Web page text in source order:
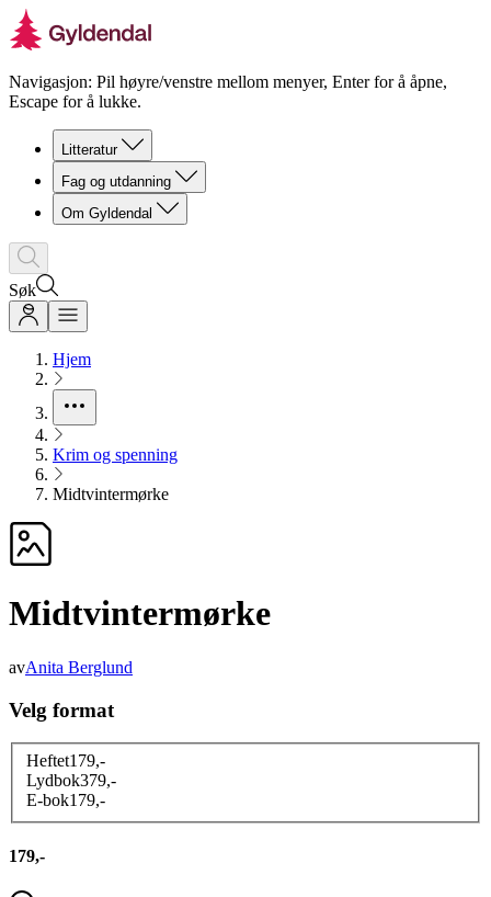
Navigasjon: Pil høyre/venstre mellom menyer, Enter for å åpne,
Escape for å lukke.
Litteratur
Fag og utdanning
Om Gyldendal
Søk
Hjem
Krim og spenning
Midtvintermørke
Midtvintermørke
avAnita Berglund
Velg format
Heftet179,-
Lydbok379,-
E-bok179,-
179,-